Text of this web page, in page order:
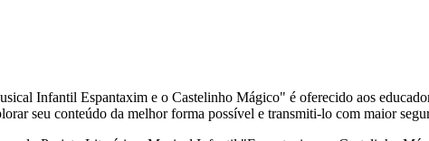
Infantil Espantaxim e o Castelinho Mágico" é oferecido aos
seu conteúdo da melhor forma possível e transmiti-lo com maior